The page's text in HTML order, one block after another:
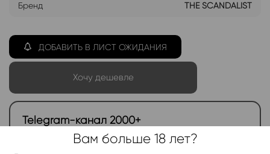
Бренд THE SCANDALIST
ДОБАВИТЬ В ЛИСТ ОЖИДАНИЯ
Хочу дешевле
Telegram-канал 2000+
Актуальные новинки и акции каждые день!
Вам больше 18 лет?